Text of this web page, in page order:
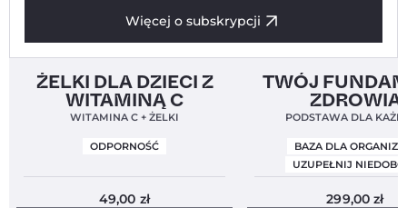
Więcej o subskrypcji
Clean Label 5,0
ŻELKI DLA DZIECI Z
WITAMINĄ C
WITAMINA C + ŻELKI
ODPORNOŚĆ
49,00 zł
Bestseller! Clean Label
TWÓJ
ZDROWIA
PODSTAWA DLA
BAZA DLA
UZUPEŁNIJ
299,00zł